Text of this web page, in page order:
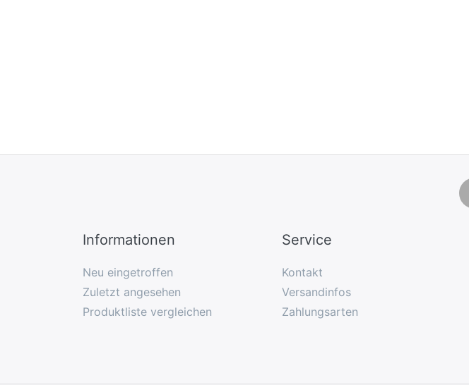
Informationen
Neu eingetroffen
Zuletzt angesehen
Produktliste vergleichen
Service
Kontakt
Versandinfos
Zahlungsarten